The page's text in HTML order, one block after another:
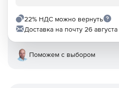
22% НДС можно вернуть
Доставка на почту 26
Поможем с выбором